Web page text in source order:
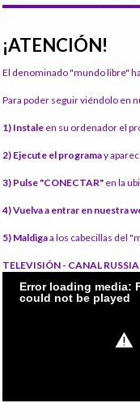
¡ATENCIÓN!
El denominado "mundo libre"
Para poder seguir viéndolo en
1) Instale en su ordenador el
2) Ejecute el programay
3) Pulse "CONECTAR" en la
4) Vuelva a entrar en nuestra
5) Maldigaa los cabecillas del
TELEVISIÓN - CANAL